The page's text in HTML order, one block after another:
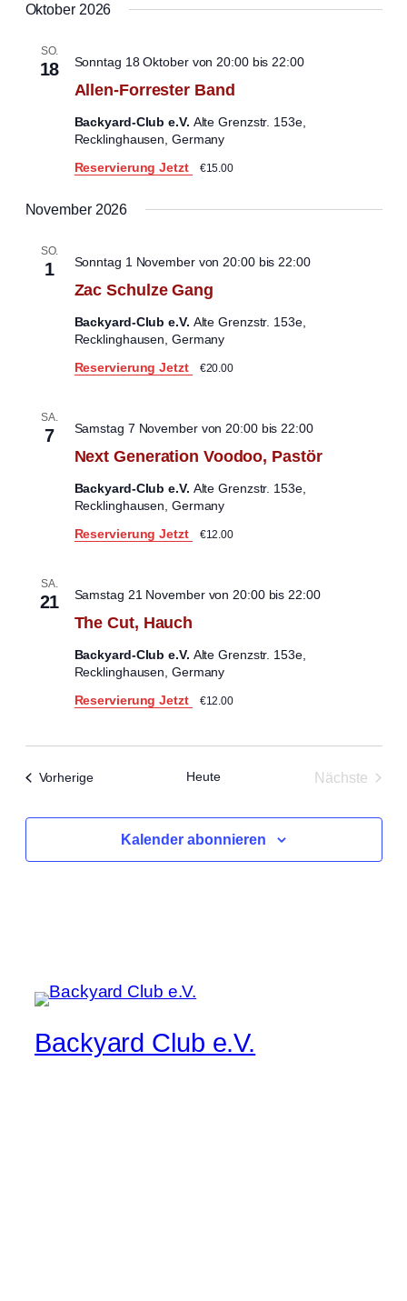
Oktober 2026
SO.
18
Allen-Forrester Band
Sonntag 18 Oktober von 20:00bis 22:00
Backyard-Club e.V. Alte Grenzstr. 153e,
Recklinghausen, Germany
Reservierung Jetzt
€15.00
November 2026
SO.
1
Zac Schulze Gang
Sonntag 1 November von 20:00bis 22:00
Backyard-Club e.V. Alte Grenzstr. 153e,
Recklinghausen, Germany
Reservierung Jetzt
€20.00
SA.
7
Next Generation Voodoo, Pastör
Samstag 7 November von 20:00bis 22:00
Backyard-Club e.V. Alte Grenzstr. 153e,
Recklinghausen, Germany
Reservierung Jetzt
€12.00
SA.
21
The Cut, Hauch
Samstag 21 November von 20:00bis 22:00
Backyard-Club e.V. Alte Grenzstr. 153e,
Recklinghausen, Germany
Reservierung Jetzt
€12.00
VorherigeVeranstaltungen Heute
Nächste
Kalender abonnieren
Backyard Club e.V.